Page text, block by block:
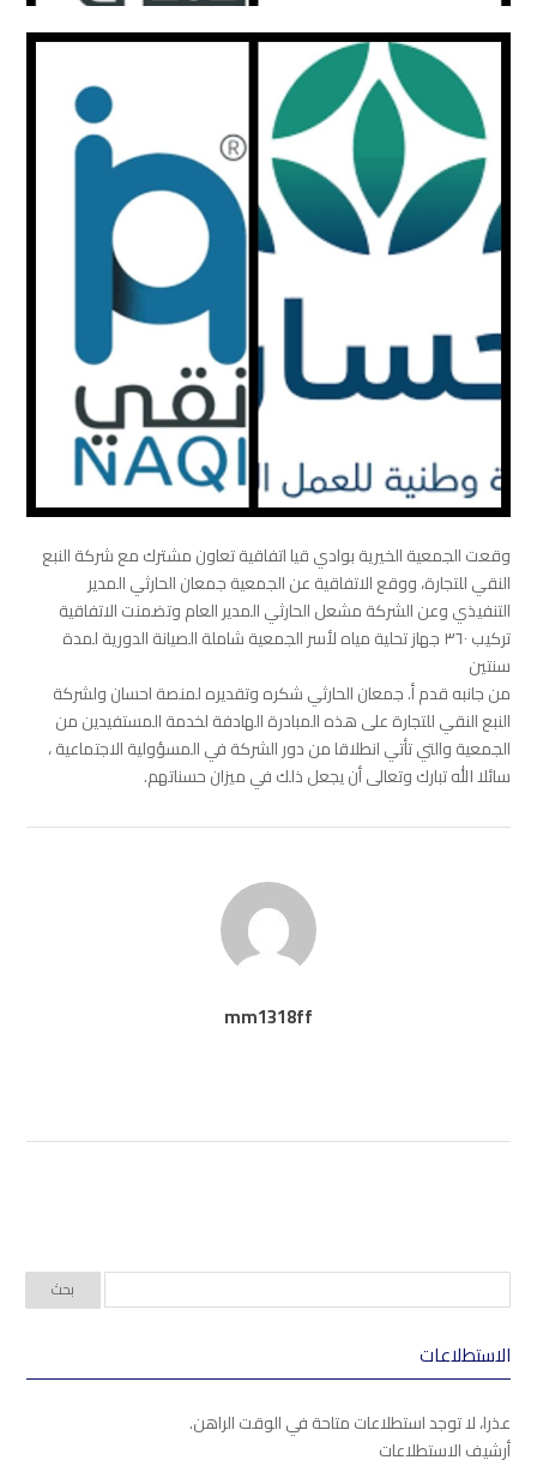
وقعت الجمعية الخيرية بوادي قيا اتفاقية تعاون مشترك مع شركة النبع
النقي للتجارة، ووقع الاتفاقية عن الجمعية جمعان الحارثي المدير
التنفيذي وعن الشركة مشعل الحارثي المدير العام وتضمنت الاتفاقية
تركيب ٣٦٠ جهاز تحلية مياه لأسر الجمعية شاملة الصيانة الدورية لمدة
سنتين
من جانبه قدم أ. جمعان الحارثي شكره وتقديره لمنصة احسان ولشركة
النبع النقي للتجارة على هذه المبادرة الهادفة لخدمة المستفيدين من
الجمعية والتي تأتي انطلاقا من دور الشركة في المسؤولية الاجتماعية ،
سائلا الله تبارك وتعالى أن يجعل ذلك في ميزان حسناتهم.
mm1318ff
الاستطلاعات
عذرا، لا توجد استطلاعات متاحة في الوقت الراهن.
أرشيف الاستطلاعات